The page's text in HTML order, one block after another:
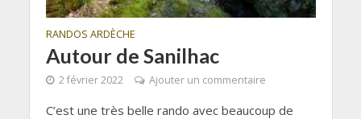
RANDOS ARDÈCHE
Autour de Sanilhac
2 février 2022 Ajouter un commentaire
C’est une très belle rando avec beaucoup de